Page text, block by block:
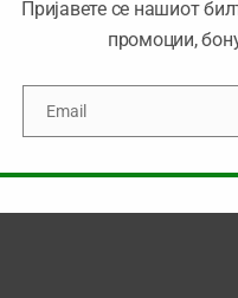
browser for the next time I
Пријавете се нашиот
промоции,
EmailEmail